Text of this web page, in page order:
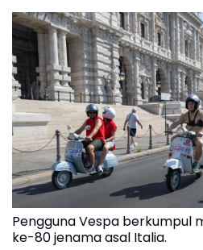
Pengguna Vespa berkumpul
ke-80 jenama asal Italia.